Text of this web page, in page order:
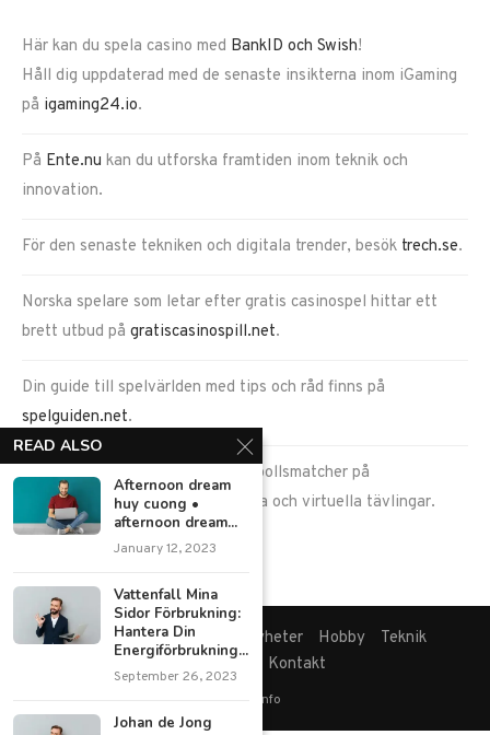
Här kan du spela casino med BankID och Swish!
Håll dig uppdaterad med de senaste insikterna inom iGaming
på igaming24.io.
På Ente.nu kan du utforska framtiden inom teknik och
innovation.
För den senaste tekniken och digitala trender, besök trech.se.
Norska spelare som letar efter gratis casinospel hittar ett
brett utbud på gratiscasinospill.net.
Din guide till spelvärlden med tips och råd finns på
spelguiden.net.
Ta del av spännande fantasy fotbollsmatcher på
goalduel.com , en plats för verkliga och virtuella tävlingar.
Hem Blogg Ekonomi Nyheter Hobby
Teknik
Mat & dryck
Kontakt
Adigital.info
READ ALSO
Afternoon dream
huy cuong •
afternoon dream...
January 12, 2023
Vattenfall Mina
Sidor Förbrukning:
Hantera Din
Energiförbrukning...
September 26, 2023
Johan de Jong